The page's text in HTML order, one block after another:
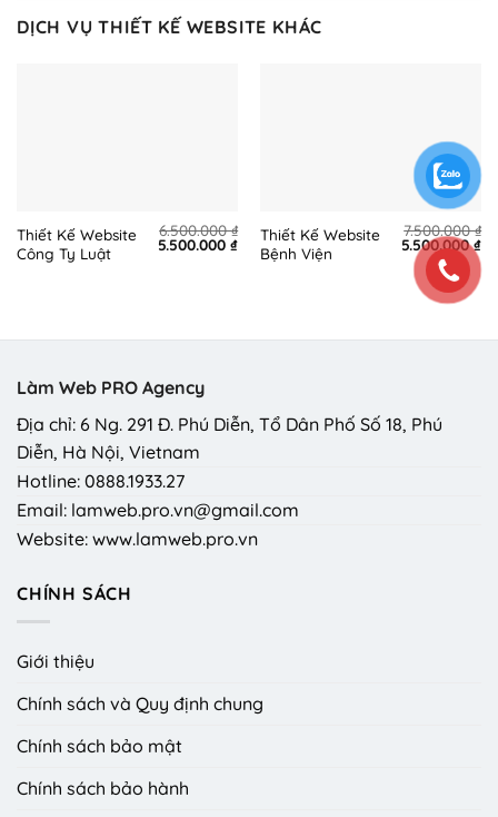
DỊCH VỤ THIẾT KẾ WEBSITE KHÁC
Thiết Kế Website
Công Ty Luật
6.500.000₫
Original
price
5.500.000₫Current
price
Thiết Kế Website
Bệnh Viện
7.500.000₫
Original
price
was:
7.500.000 ₫.
5.500.000₫
is:
Làm Web PRO Agency
Địa chỉ: 6 Ng. 291 Đ. Phú Diễn, Tổ Dân Phố Số 18, Phú
Diễn, Hà Nội, Vietnam
Hotline: 0888.1933.27
Email: lamweb.pro.vn@gmail.com
Website: www.lamweb.pro.vn
CHÍNH SÁCH
Giới thiệu
Chính sách và Quy định chung
Chính sách bảo mật
Chính sách bảo hành